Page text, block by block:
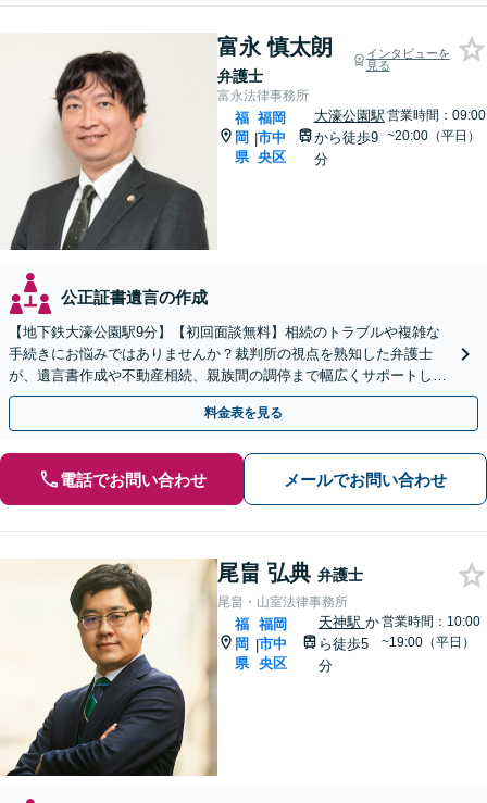
富永 慎太朗
弁護士
インタビューを
見る
富永法律事務所
福
岡
県
|
福岡
市中
央区
大濠公園駅
から徒歩9
分
営業時間：09:00
~20:00（平日）
公正証書遺言の作成
【地下鉄大濠公園駅9分】【初回面談無料】相続のトラブルや複雑な
手続きにお悩みではありませんか？裁判所の視点を熟知した弁護士
が、遺言書作成や不動産相続、親族間の調停まで幅広くサポートしま
す！負担を減らし円満に解決します。【夜間面談利用可】
料金表を見る
電話でお問い合わせ メールでお問い合わせ
尾畠 弘典 弁護士
尾畠・山室法律事務所
福
岡
県
|
福岡
市中
央区
天神駅 か
ら徒歩5
分
営業時間：10:00
~19:00（平日）